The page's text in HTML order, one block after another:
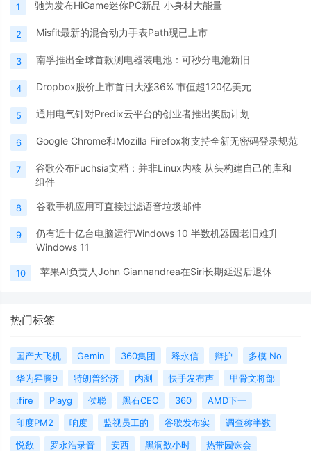
1 驰为发布HiGame迷你PC新品 小身材大能量
2 Misfit最新的混合动力手表Path现已上市
3 南孚推出全球首款测电器装电池：可秒分电池新旧
4 Dropbox股价上市首日大涨36% 市值超120亿美元
5 通用电气针对Predix云平台的创业者推出奖励计划
6 Google Chrome和Mozilla Firefox将支持全新无密码登录规范
7
谷歌公布Fuchsia文档：并非Linux内核 从头构建自己的库和
组件
8 谷歌手机应用可直接过滤语音垃圾邮件
9
仍有近十亿台电脑运行Windows 10 半数机器因老旧难升
Windows 11
10 苹果AI负责人John Giannandrea在Siri长期延迟后退休
热门标签
国产大飞机 Gemin 360集团 释永信 辩护
多模 No
华为昇腾9
特朗普经济 内测 快手发布声
甲骨文将部
:fire
Playg 侯聪 黑石CEO 360
AMD下一
印度PM2
响度 监视员工的 谷歌发布实
调查称半数
悦数
罗永浩录音 安西 黑洞数小时
热带园蛛会